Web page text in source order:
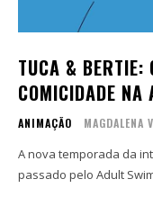
Contato
Zine
Autores
Sobre
Contato
Filmes
Contato
Zine
Autores
Sobre
Contato
Filmes
TUCA & BERTIE:
COMICIDADE NA
ANIMAÇÃO MAGDALENA
A nova temporada da
passado pelo Adult